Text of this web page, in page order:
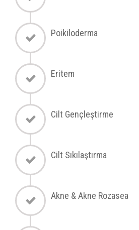
Poikiloderma
Eritem
Cilt Gençleştirme
Cilt Sıkılaştırma
Akne & Akne Rozasea